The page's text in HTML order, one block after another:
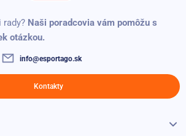
rady? Naši poradcovia vám pomôžu s
otázkou.
info@esportago.sk
Kontakty